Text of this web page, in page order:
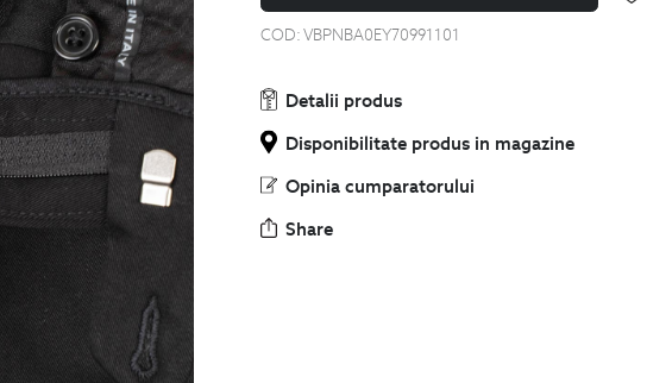
COD:VBPNBA0EY70991101
Detalii produs
Disponibilitate produs in magazine
Opinia cumparatorului
Share